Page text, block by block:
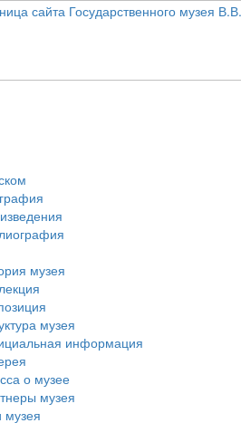
музея
музея
информация
о музее
музея